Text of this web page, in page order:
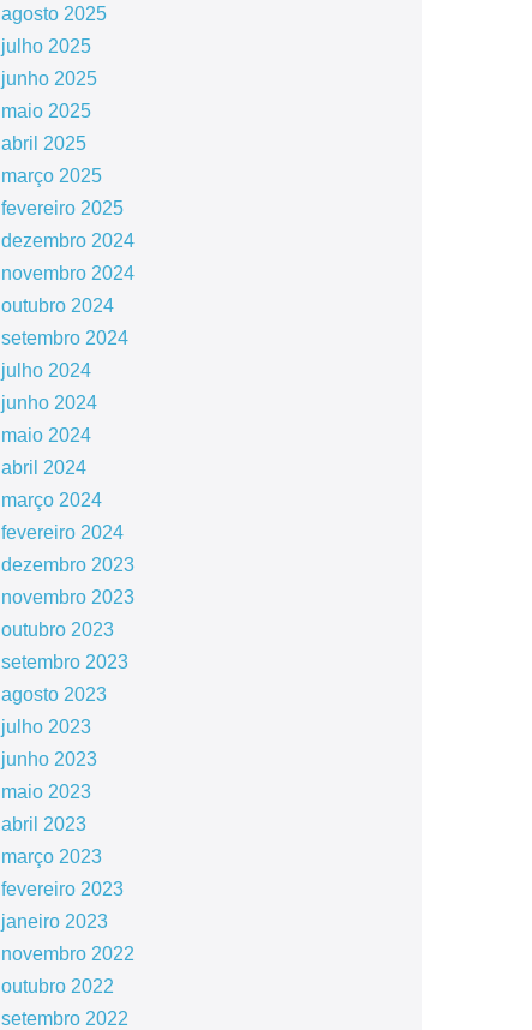
agosto 2025
julho 2025
junho 2025
maio 2025
abril 2025
março 2025
fevereiro 2025
dezembro 2024
novembro 2024
outubro 2024
setembro 2024
julho 2024
junho 2024
maio 2024
abril 2024
março 2024
fevereiro 2024
dezembro 2023
novembro 2023
outubro 2023
setembro 2023
agosto 2023
julho 2023
junho 2023
maio 2023
abril 2023
março 2023
fevereiro 2023
janeiro 2023
novembro 2022
outubro 2022
setembro 2022